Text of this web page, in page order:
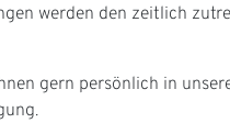
werden den zeitlich
gern persönlich in